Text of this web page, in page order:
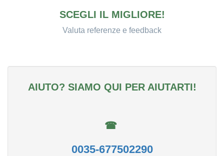
SCEGLI IL MIGLIORE!
Valuta referenze e feedback
AIUTO? SIAMO QUI PER AIUTARTI!
☎
0035-677502290